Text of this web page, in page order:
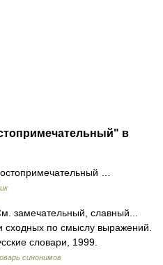
в
…
замечательный, славный...
сходных по смыслу выражений.
словари, 1999.
синонимов